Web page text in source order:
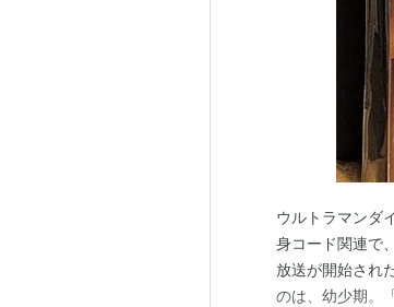
ウルトラマンダ
身コード関連で
放送が開始され
のは、幼少期。